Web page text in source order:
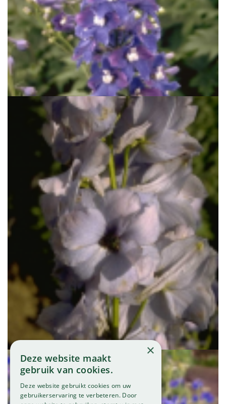
Ridderspoor
Delphinium 'Schildknappe'
Ridderspoor
Delphinium 'Guinevere'
×
Deze website maakt
gebruik van cookies.
Deze website gebruikt cookies om uw
gebruikerservaring te verbeteren. Door